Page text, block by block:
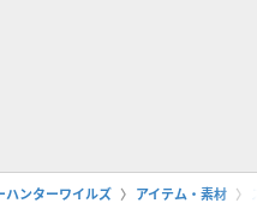
ハンターワイルズ アイテム・素材